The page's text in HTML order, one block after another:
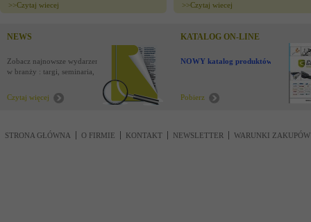
>>Czytaj wiecej >>Czytaj wiecej
NEWS
Zobacz najnowsze wydarzenia
w branży : targi, seminaria,
Czytaj więcej
KATALOG ON-LINE
NOWY katalog produktów !
Pobierz
STRONA GŁÓWNA O FIRMIE KONTAKT NEWSLETTER WARUNKI ZAKUPÓW